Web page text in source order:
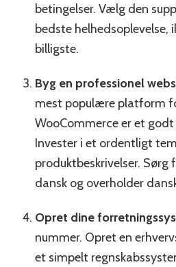
betingelser. Vælg den
bedste helhedsoplevelse,
billigste.
Byg en professionel
mest populære platform
WooCommerce er et
Invester i et ordentligt
produktbeskrivelser. Sørg
dansk og overholder
Opret dine
nummer. Opret en
et simpelt